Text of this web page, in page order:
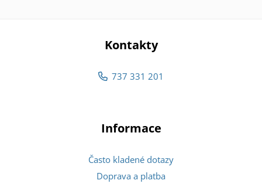
Kontakty
737 331 201
Informace
Často kladené dotazy
Doprava a platba